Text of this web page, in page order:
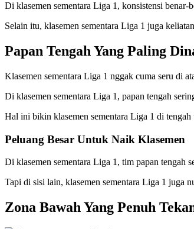
Di klasemen sementara Liga 1, konsistensi
Selain itu, klasemen sementara Liga 1 juga
Papan Tengah Yang Paling
Klasemen sementara Liga 1 nggak cuma seru di
Di klasemen sementara Liga 1, papan tengah
Hal ini bikin klasemen sementara Liga 1 di tengah
Peluang Besar Untuk Naik Klasemen
Di klasemen sementara Liga 1, tim papan tengah
Tapi di sisi lain, klasemen sementara Liga 1 juga
Zona Bawah Yang Penuh